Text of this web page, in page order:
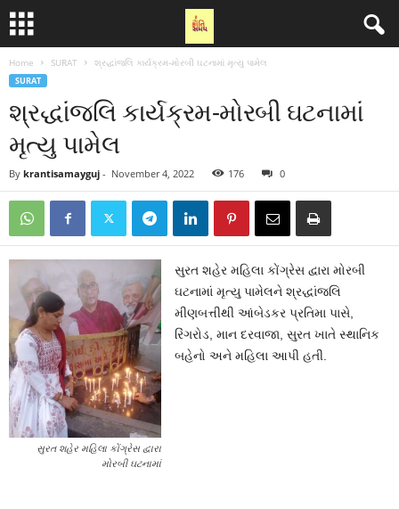
Home SURAT શ્રદ્ધાંજલિ કાર્યક્રમ-મોરબી ઘટનામાં મૃત્યુ પામેલ
SURAT
શ્રદ્ધાંજલિ કાર્યક્રમ-મોરબી ઘટનામાં
મૃત્યુ પામેલ
By krantisamayguj - November 4, 2022 176 0
સુરત શહેર મહિલા કોંગ્રેસ દ્વારા
મોરબી ઘટનામાં
સુરત શહેર મહિલા કોંગ્રેસ દ્વારા મોરબી
ઘટનામાં મૃત્યુ પામેલને શ્રદ્ધાંજલિ
મીણબત્તીથી આંબેડકર પ્રતિમા પાસે,
રિંગરોડ, માન દરવાજા, સુરત ખાતે સ્થાનિક
બહેનો અને મહિલા આપી હતી.